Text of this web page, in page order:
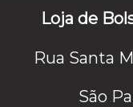
Loja de
Rua Santa
São